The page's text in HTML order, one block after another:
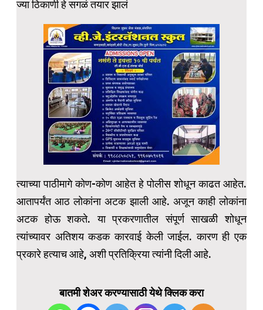
ज्या ठिकाणी हे सगळं तयार झालं
त्याच्या पाठीमागे कोण-कोण आहेत हे पोलीस शोधून काढत आहेत.
आतापर्यंत आठ लोकांना अटक झाली आहे. अजून काही लोकांना
अटक होऊ शकते. या प्रकरणातील संपूर्ण साखळी शोधून
त्यांच्यावर अतिशय कडक कारवाई केली जाईल. कारण ही एक
प्रकारे हत्याच आहे, अशी प्रतिक्रिया त्यांनी दिली आहे.
बातमी शेअर करण्यासाठी येथे क्लिक करा